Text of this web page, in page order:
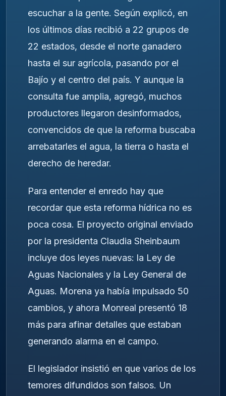
escuchar a la gente. Según explicó, en
los últimos días recibió a 22 grupos de
22 estados, desde el norte ganadero
hasta el sur agrícola, pasando por el
Bajío y el centro del país. Y aunque la
consulta fue amplia, agregó, muchos
productores llegaron desinformados,
convencidos de que la reforma buscaba
arrebatarles el agua, la tierra o hasta el
derecho de heredar.
Para entender el enredo hay que
recordar que esta reforma hídrica no es
poca cosa. El proyecto original enviado
por la presidenta Claudia Sheinbaum
incluye dos leyes nuevas: la Ley de
Aguas Nacionales y la Ley General de
Aguas. Morena ya había impulsado 50
cambios, y ahora Monreal presentó 18
más para afinar detalles que estaban
generando alarma en el campo.
El legislador insistió en que varios de los
temores difundidos son falsos. Un